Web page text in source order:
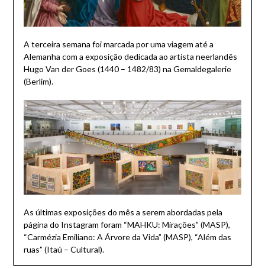
A terceira semana foi marcada por uma viagem até a
Alemanha com a exposição dedicada ao artista neerlandês
Hugo Van der Goes (1440 – 1482/83) na Gemaldegalerie
(Berlim).
As últimas exposições do mês a serem abordadas pela
página do Instagram foram “MAHKU: Mirações” (MASP),
“Carmézia Emiliano: A Árvore da Vida” (MASP), “Além das
ruas” (Itaú – Cultural).